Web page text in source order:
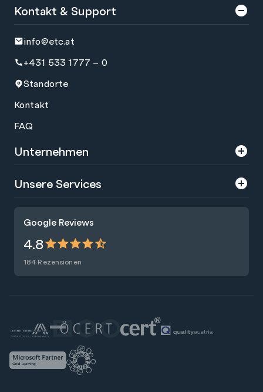
Google Reviews
4.8
184 Rezensionen
Kontakt & Support
info@etc.at
+431 533 1777 – 0
Standorte
Kontakt
FAQ
Unternehmen
Über uns
Presse
Nachhaltigkeit
Blog
Unsere Services
Raummiete